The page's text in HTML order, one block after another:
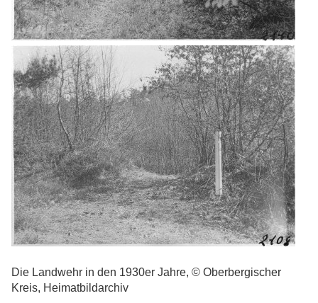
Die Landwehr in den 1930er Jahre, © Oberbergischer
Kreis, Heimatbildarchiv